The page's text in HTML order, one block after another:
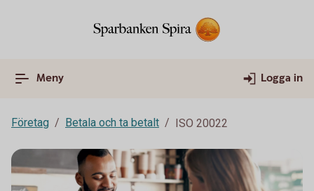
Meny Logga in
Företag Betala och ta betalt ISO 20022